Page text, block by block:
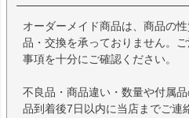
オーダーメイド商品は、商品の
品・交換を承っておりません。
事項を十分にご確認ください。
不良品・商品違い・数量や付属
品到着後7日以内に当店までご連